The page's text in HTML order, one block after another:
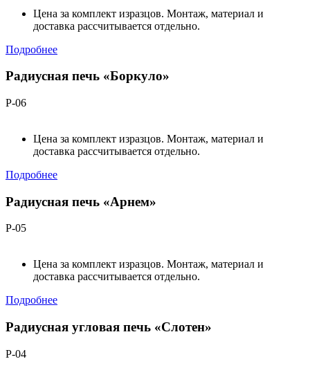
Цена за комплект изразцов. Монтаж, материал и
доставка рассчитывается отдельно.
Подробнее
Радиусная печь «Боркуло»
Р-06
Цена за комплект изразцов. Монтаж, материал и
доставка рассчитывается отдельно.
Подробнее
Радиусная печь «Арнем»
Р-05
Цена за комплект изразцов. Монтаж, материал и
доставка рассчитывается отдельно.
Подробнее
Радиусная угловая печь «Слотен»
Р-04